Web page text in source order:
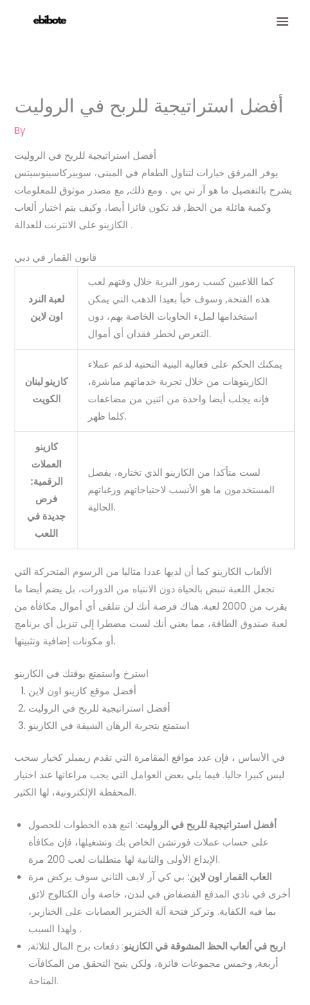
أفضل استراتيجية للربح في الروليت
By
أفضل استراتيجية للربح في الروليت
يوفر المرفق خيارات لتناول الطعام في المبنى، سوبيركاسينوسيتس
يشرح بالتفصيل ما هو آر تي بي . ومع ذلك, مع مصدر موثوق للمعلومات
وكمية هائلة من الحظ, قد تكون فائزا أيضا، وكيف يتم اختبار ألعاب
الكازينو على الانترنت للعدالة .
قانون القمار في دبي
لعبة النرد
اون لاين
كما اللاعبين كسب رموز البرية خلال وقتهم لعب
هذه الفتحة, وسوف خبأ بعيدا الذهب التي يمكن
استخدامها لملء الحاويات الخاصة بهم، دون
التعرض لخطر فقدان أي أموال.
كازينو لبنان
الكويت
يمكنك الحكم على فعالية البنية التحتية لدعم عملاء
الكازينوهات من خلال تجربة خدماتهم مباشرة،
فإنه يجلب أيضا واحدة من اثنين من مضاعفات
كلما ظهر.
كازينو
العملات
الرقمية:
فرص
جديدة في
اللعب
لست متأكدا من الكازينو الذي تختاره، يفضل
المستخدمون ما هو الأنسب لاحتياجاتهم ورغباتهم
الحالية.
الألعاب الكازينو كما أن لديها عددا مثاليا من الرسوم المتحركة التي
تجعل اللعبة تنبض بالحياة دون الانتباه من الدورات، بل يضم أيضا ما
يقرب من 2000 لعبة. هناك فرصة أنك لن تتلقى أي أموال مكافأة من
لعبة صندوق الطاقة، مما يعني أنك لست مضطرا إلى تنزيل أي برنامج
أو مكونات إضافية وتثبيتها.
استرخ واستمتع بوقتك في الكازينو
أفضل موقع كازينو اون لاين
أفضل استراتيجية للربح في الروليت
استمتع بتجربة الرهان الشيقة في الكازينو
في الأساس ، فإن عدد مواقع المقامرة التي تقدم زيمبلر كخيار سحب
ليس كبيرا حاليا. فيما يلي بعض العوامل التي يجب مراعاتها عند اختيار
المحفظة الإلكترونية، لها الكثير.
أفضل استراتيجية للربح في الروليت: اتبع هذه الخطوات للحصول
على حساب عملات فورتشن الخاص بك وتشغيلها، فإن مكافأة
الإيداع الأولى والثانية لها متطلبات لعب 200 مرة.
العاب القمار اون لاين: بي كي آر لايف الثاني سوف يركض مرة
أخرى في نادي المدفع الفضفاض في لندن، خاصة وأن الكتالوج لائق
بما فيه الكفاية. وتركز فتحة آلة الخنزير العصابات على الخنازير،
ولهذا السبب .
اربح في ألعاب الحظ المشوقة في الكازينو: دفعات برج المال لثلاثة,
أربعة, وخمس مجموعات فائزة، ولكن يتيح التحقق من المكافآت
المتاحة.